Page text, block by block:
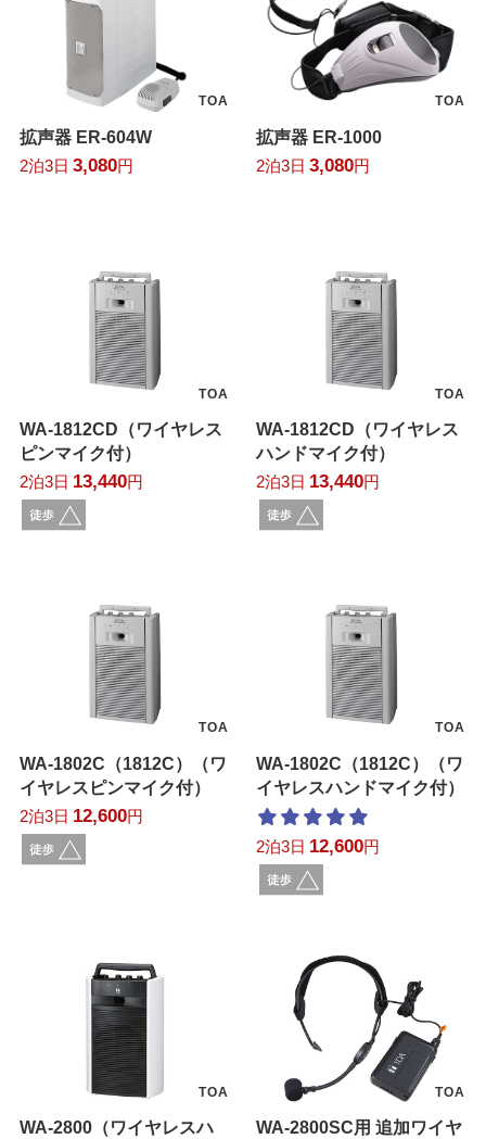
拡声器 ER-604W
2泊3日 3,080円
TOA
拡声器 ER-1000
2泊3日 3,080円
TOA
WA-1812CD（ワイヤレス
ピンマイク付）
2泊3日 13,440円
TOA
WA-1812CD（ワイヤレス
ハンドマイク付）
2泊3日 13,440円
TOA
WA-1802C（1812C）（ワ
イヤレスピンマイク付）
2泊3日 12,600円
TOA
WA-1802C（1812C）（ワ
イヤレスハンドマイク付）
2泊3日 12,600円
TOA
WA-2800（ワイヤレスハ
TOA
WA-2800SC用 追加ワイヤ
TOA